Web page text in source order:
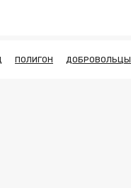
ПОЛИГОН ДОБРОВОЛЬЦЫ